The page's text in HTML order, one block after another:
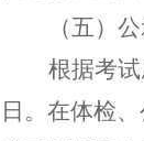
（五）
根据考
日。在体检